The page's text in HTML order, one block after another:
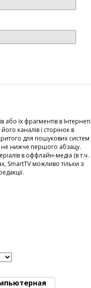
або їх фрагментів в Інтернеті
каналів і сторінок в
для пошукових систем
не нижче першого абзацу.
в оффлайн-медіа (в т.ч.
SmartTV можливо тільки з